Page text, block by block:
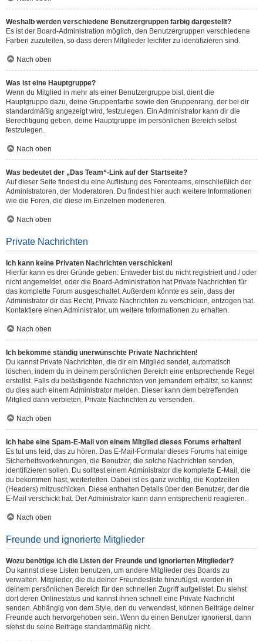
Weshalb werden verschiedene Benutzergruppen farbig dargestellt?
Es ist der Board-Administration möglich, den Benutzergruppen verschiedene
Farben zuzuteilen, so dass deren Mitglieder leichter zu identifizieren sind.
Nach oben
Was ist eine Hauptgruppe?
Wenn du Mitglied in mehr als einer Benutzergruppe bist, dient die
Hauptgruppe dazu, deine Gruppenfarbe sowie den Gruppenrang, der bei dir
standardmäßig angezeigt wird, festzulegen. Ein Administrator kann dir die
Berechtigung geben, deine Hauptgruppe im persönlichen Bereich selbst
festzulegen.
Nach oben
Was bedeutet der „Das Team“-Link auf der Startseite?
Auf dieser Seite findest du eine Auflistung des Forenteams, einschließlich der
Administratoren, der Moderatoren. Du findest hier auch weitere Informationen
wie die Foren, die diese im Einzelnen moderieren.
Nach oben
Private Nachrichten
Ich kann keine Privaten Nachrichten verschicken!
Hierfür kann es drei Gründe geben: Entweder bist du nicht registriert und / oder
nicht angemeldet, oder die Board-Administration hat Private Nachrichten für
das komplette Forum ausgeschaltet. Außerdem könnte es sein, dass der
Administrator dir das Recht, Private Nachrichten zu verschicken, entzogen hat.
Kontaktiere einen Administrator, um weitere Informationen zu erhalten.
Nach oben
Ich bekomme ständig unerwünschte Private Nachrichten!
Du kannst Private Nachrichten, die dir ein Mitglied sendet, automatisch
löschen, indem du in deinem persönlichen Bereich eine entsprechende Regel
erstellst. Falls du belästigende Nachrichten von jemandem erhältst, so kannst
du dies auch einem Administrator melden. Dieser kann dem betreffenden
Mitglied dann verbieten, Private Nachrichten zu versenden.
Nach oben
Ich habe eine Spam-E-Mail von einem Mitglied dieses Forums erhalten!
Es tut uns leid, das zu hören. Das E-Mail-Formular dieses Forums hat einige
Sicherheitsvorkehrungen, die Benutzer, die solche Nachrichten senden,
identifizieren sollen. Du solltest einem Administrator die komplette E-Mail, die
du bekommen hast, weiterleiten. Dabei ist es ganz wichtig, die Kopfzeilen
(Headers) mitzuschicken. Diese enthalten Details über den Benutzer, der die
E-Mail verschickt hat. Der Administrator kann dann entsprechend reagieren.
Nach oben
Freunde und ignorierte Mitglieder
Wozu benötige ich die Listen der Freunde und ignorierten Mitglieder?
Du kannst diese Listen benutzen, um andere Mitglieder des Boards zu
verwalten. Mitglieder, die du deiner Freundesliste hinzufügst, werden in
deinem persönlichen Bereich für den schnellen Zugriff aufgelistet. Du siehst
dort deren Onlinestatus und kannst ihnen schnell eine Private Nachricht
senden. Abhängig von dem Style, den du verwendest, können Beiträge deiner
Freunde auch hervorgehoben sein. Wenn du einen Benutzer ignorierst, dann
siehst du seine Beiträge standardmäßig nicht.